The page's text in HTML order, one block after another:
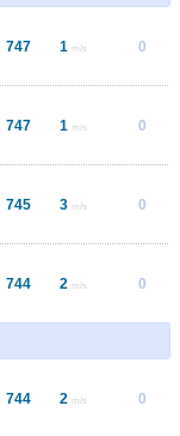
747 1 m/s 0
747 1 m/s 0
745 3 m/s 0
744 2 m/s 0
744 2 m/s 0